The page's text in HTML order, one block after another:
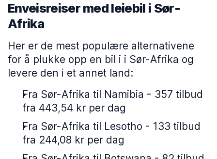
Enveisreiser med leiebil i Sør-
Afrika
Her er de mest populære alternativene
for å plukke opp en bil i i Sør-Afrika og
levere den i et annet land:
Fra Sør-Afrika til Namibia - 357 tilbud
fra 443,54 kr per dag
Fra Sør-Afrika til Lesotho - 133 tilbud
fra 244,08 kr per dag